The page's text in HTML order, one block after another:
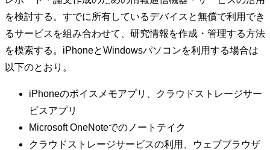
を検討する。すでに所有しているデバイスと無償で利用でき
るサービスを組み合わせて、研究情報を作成・管理する方法
を模索する。iPhoneとWindowsパソコンを利用する場合は
以下のとおり。
iPhoneのボイスメモアプリ、クラウドストレージサー
ビスアプリ
Microsoft OneNoteでのノートテイク
クラウドストレージサービスの利用、ウェブブラウザ